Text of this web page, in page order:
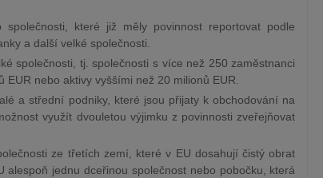
které již měly povinnost reportovat podle
a další velké společnosti.
společnosti, tj. společnosti s více než 250 zaměstnanci
nebo aktivy vyššími než 20 milionů EUR.
a střední podniky, které jsou přijaty k obchodování na
využít dvouletou výjimku z povinnosti zveřejňovat
ze třetích zemí, které v EU dosahují čistý obrat
jednu dceřinou společnost nebo pobočku, která